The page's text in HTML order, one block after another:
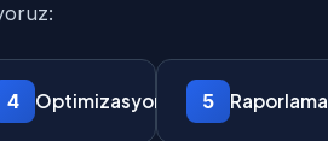
4 Optimizasyon 5 Raporlama